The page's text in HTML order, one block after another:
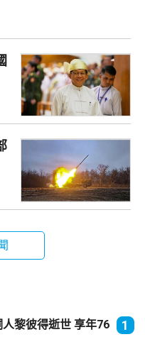
彼得逝世 享年76
1